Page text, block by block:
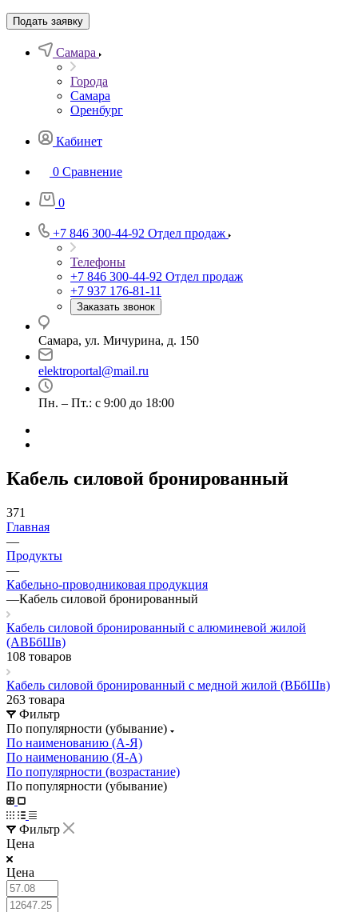
Подать заявку
Самара
Города
Самара
Оренбург
Кабинет
0 Сравнение
0
+7 846 300-44-92 Отдел продаж
Телефоны
+7 846 300-44-92 Отдел продаж
+7 937 176-81-11
Заказать звонок
Самара, ул. Мичурина, д. 150
elektroportal@mail.ru
Пн. – Пт.: с 9:00 до 18:00
Кабель силовой бронированный
371
Главная
—
Продукты
—
Кабельно-проводниковая продукция
—Кабель силовой бронированный
Кабель силовой бронированный с алюминевой жилой
(АВБбШв)
108 товаров
Кабель силовой бронированный с медной жилой (ВБбШв)
263 товара
Фильтр
По популярности (убывание)
По наименованию (А-Я)
По наименованию (Я-А)
По популярности (возрастание)
По популярности (убывание)
Фильтр
Цена
Цена